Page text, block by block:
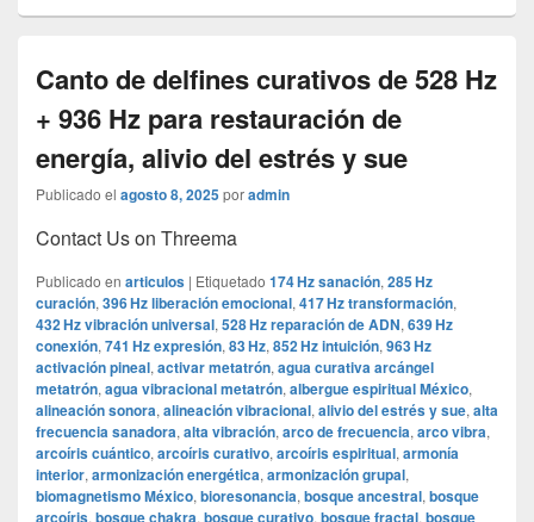
Canto de delfines curativos de 528 Hz
+ 936 Hz para restauración de
energía, alivio del estrés y sue
Publicado el agosto 8, 2025poradmin
Contact Us on Threema
Publicado en articulos | Etiquetado 174 Hz sanación, 285 Hz
curación, 396 Hz liberación emocional, 417 Hz transformación,
432 Hz vibración universal, 528 Hz reparación de ADN, 639 Hz
conexión, 741 Hz expresión, 83 Hz, 852 Hz intuición, 963 Hz
activación pineal, activar metatrón, agua curativa arcángel
metatrón, agua vibracional metatrón, albergue espiritual México,
alineación sonora, alineación vibracional, alivio del estrés y sue, alta
frecuencia sanadora, alta vibración, arco de frecuencia, arco vibra,
arcoíris cuántico, arcoíris curativo, arcoíris espiritual, armonía
interior, armonización energética, armonización grupal,
biomagnetismo México, bioresonancia, bosque ancestral, bosque
arcoíris, bosque chakra, bosque curativo, bosque fractal, bosque